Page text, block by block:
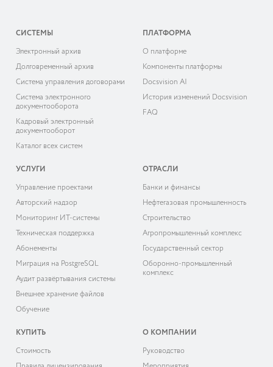
СИСТЕМЫ
Электронный архив
Долговременный архив
Система управления договорами
Система электронного
документооборота
Кадровый электронный
документооборот
Каталог всех систем
ПЛАТФОРМА
О платформе
Компоненты платформы
Docsvision AI
История изменений Docsvision
FAQ
УСЛУГИ
Управление проектами
Авторский надзор
Мониторинг ИТ-системы
Техническая поддержка
Абонементы
Миграция на PostgreSQL
Аудит развёртывания системы
Внешнее хранение файлов
Обучение
ОТРАСЛИ
Банки и финансы
Нефтегазовая промышленность
Строительство
Агропромышленный комплекс
Государственный сектор
Оборонно-промышленный
комплекс
КУПИТЬ
Cтоимость
О КОМПАНИИ
Руководство